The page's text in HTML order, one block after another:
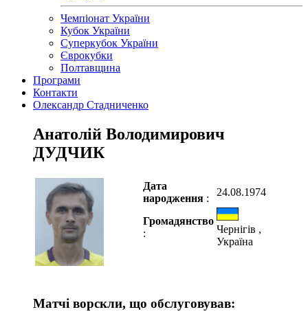
Чемпіонат України
Кубок України
Суперкубок України
Єврокубки
Полтавщина
Програми
Контакти
Олександр Стадниченко
Анатолій Володимирович
ДУДЧИК
Дата
народження :
24.08.1974
Громадянство
:
Чернігів ,
Україна
Матчі ворскли, що обслуговував: